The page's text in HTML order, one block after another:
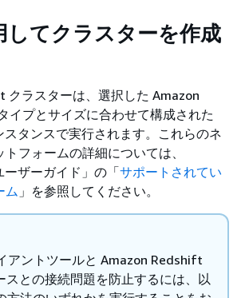
してクラスターを作成
クラスターは、選択した Amazon
イプとサイズに合わせて構成された
スタンスで実行されます。これらのネ
フォームの詳細については、
ーザーガイド」の「サポートされてい
ム 」を参照してください。
アントツールと Amazon Redshift
スとの接続問題を防止するには、以